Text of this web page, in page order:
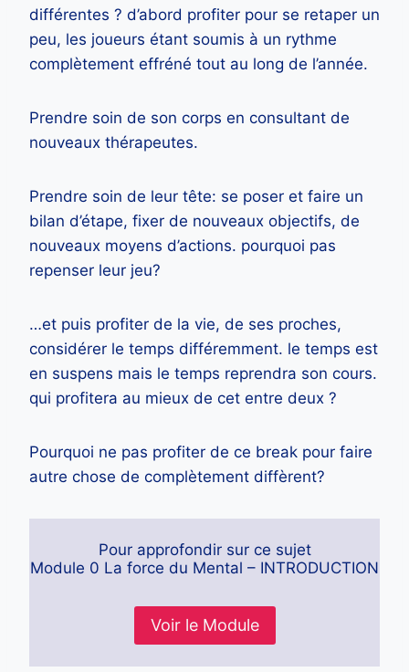
différentes ? d’abord profiter pour se retaper un
peu, les joueurs étant soumis à un rythme
complètement effréné tout au long de l’année.
Prendre soin de son corps en consultant de
nouveaux thérapeutes.
Prendre soin de leur tête: se poser et faire un
bilan d’étape, fixer de nouveaux objectifs, de
nouveaux moyens d’actions. pourquoi pas
repenser leur jeu?
…et puis profiter de la vie, de ses proches,
considérer le temps différemment. le temps est
en suspens mais le temps reprendra son cours.
qui profitera au mieux de cet entre deux ?
Pourquoi ne pas profiter de ce break pour faire
autre chose de complètement diffèrent?
Pour approfondir sur ce sujet
Module 0 La force du Mental – INTRODUCTION
Voir le Module